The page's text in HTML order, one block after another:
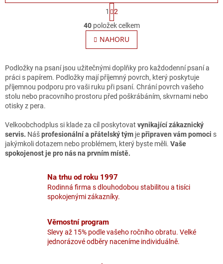
O
v
l
á
a
c
í
p
k
y
v
ý
i
s
u
S
t
r
á
n
k
v
á
n
í
1
2
40položek celkem
NAHORU
Podložky na psaní jsou užitečnými doplňky pro každodenní psaní a
práci s papírem. Podložky mají příjemný povrch, který poskytuje
příjemnou podporu pro vaši ruku při psaní. Chrání povrch vašeho
stolu nebo pracovního prostoru před poškrábáním, skvrnami nebo
otisky z pera.
Velkoobchodplus si klade za cíl poskytovat vynikající zákaznický
servis. Nášprofesionální a přátelský tým jepřipraven vám pomoci s
jakýmkoli dotazem nebo problémem, který byste měli. Vaše
spokojenost je pro nás na prvním místě.
Na trhu od roku 1997
Rodinná firma s dlouhodobou stabilitou a tisíci
spokojenými zákazníky.
Věrnostní program
Slevy až 15% podle vašeho ročního obratu. Velké
jednorázové odběry naceníme individuálně.